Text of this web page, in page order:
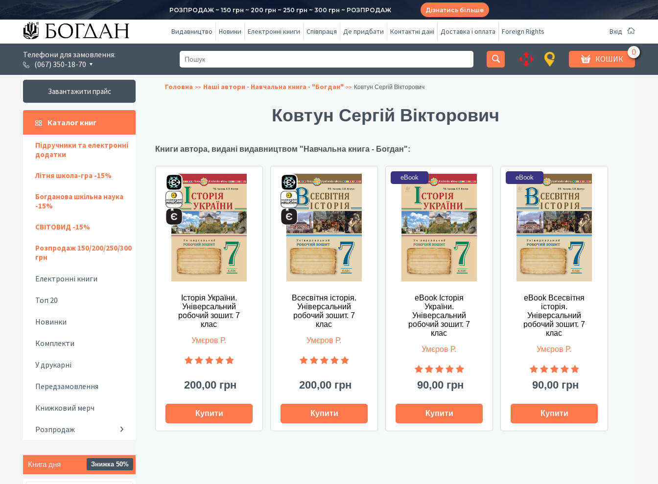
РОЗПРОДАЖ ~ 150 грн ~ 200 грн ~ 250 грн ~ 300 грн ~ РОЗПРОДАЖ Дізнатись більше
Видавництво Новини Електронні книги Співпраця Де придбати Контактні дані Доставка і оплата Foreign Rights Вхід
Телефони для замовлення:
(067) 350-18-70
КОШИК
Завантажити прайс
Каталог книг
Підручники та електронні
додатки
Літня школа-гра -15%
Богданова шкільна наука
-15%
СВІТОВИД -15%
Розпродаж 150/200/250/300
грн
Електронні книги
Топ 20
Новинки
Комплекти
У друкарні
Передзамовлення
Книжковий мерч
Розпродаж
Книга дня Знижка 50%
Головна Наші автори - Навчальна книга - "Богдан" Ковтун Сергій Вікторович
Ковтун Сергій Вікторович
Книги автора, видані видавництвом "Навчальна книга - Богдан":
Історія України.
Універсальний
робочий зошит. 7
клас
Умєров Р.
200,00 грн
Купити
Всесвітня історія.
Універсальний
робочий зошит. 7
клас
Умєров Р.
200,00 грн
Купити
eBook
eBook Історія
України.
Універсальний
робочий зошит. 7
клас
Умєров Р.
90,00 грн
Купити
eBook
eBook Всесвітня
історія.
Універсальний
робочий зошит. 7
клас
Умєров Р.
90,00 грн
Купити